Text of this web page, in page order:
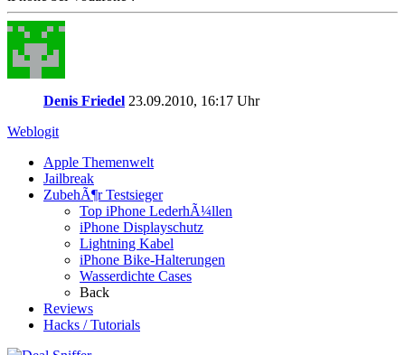
Denis Friedel 23.09.2010, 16:17 Uhr
Weblogit
Apple Themenwelt
Jailbreak
ZubehÃ¶r Testsieger
Top iPhone LederhÃ¼llen
iPhone Displayschutz
Lightning Kabel
iPhone Bike-Halterungen
Wasserdichte Cases
Back
Reviews
Hacks / Tutorials